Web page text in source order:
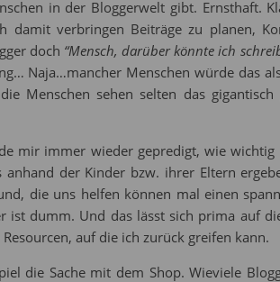
in der Bloggerwelt gibt. Ernsthaft.
damit verbringen Beiträge zu planen,
doch “Mensch, darüber könnte ich
Naja…mancher Menschen würde das
Menschen sehen selten das
mir immer wieder gepredigt, wie
anhand der Kinder bzw. ihrer Eltern
die uns helfen können mal einen
ist dumm. Und das lässt sich prima auf
auf die ich zurück greifen kann.
die Sache mit dem Shop. Wieviele